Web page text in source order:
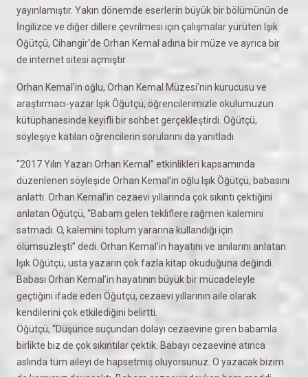
yayınlamıştır. Yakın dönemde eserlerin büyük bir bölümünün de
İngilizce ve diğer dillere çevrilmesi için çalışmalar yürüten Işık
Öğütçü, Cihangir'de Orhan Kemal adına bir müze ve ayrıca bir
de internet sitesi açmıştır.
Orhan Kemal’in oğlu, Orhan Kemal Müzesi’nin kurucusu ve
araştırmacı-yazar Işık Öğütçü, öğrencilerimizle okulumuzun
kütüphanesinde keyifli bir sohbet gerçekleştirdi. Öğütçü,
söyleşiye katılan öğrencilerin sorularını da yanıtladı.
“2017 Yılın Yazarı Orhan Kemal” etkinlikleri kapsamında
düzenlenen söyleşide Orhan Kemal’in oğlu Işık Öğütçü, babasını
anlattı. Orhan Kemal’in cezaevi yıllarında çok sıkıntı çektiğini
anlatan Öğütçü, “Babam gelen tekliflere rağmen kalemini
satmadı. O, kalemini toplum yararına kullandığı için
ölümsüzleşti” dedi. Orhan Kemal’in hayatını ve anılarını anlatan
Işık Öğütçü, usta yazarın çok fazla kitap okuduğuna değindi.
Babası Orhan Kemal’in hayatının büyük bir mücadeleyle
geçtiğini ifade eden Öğütçü, cezaevi yıllarının aile olarak
kendilerini çok etkilediğini belirtti.
Öğütçü, “Düşünce suçundan dolayı cezaevine giren babamla
birlikte biz de çok sıkıntılar çektik. Babayı cezaevine atınca
aslında tüm aileyi de hapsetmiş oluyorsunuz. O yazacak bizim